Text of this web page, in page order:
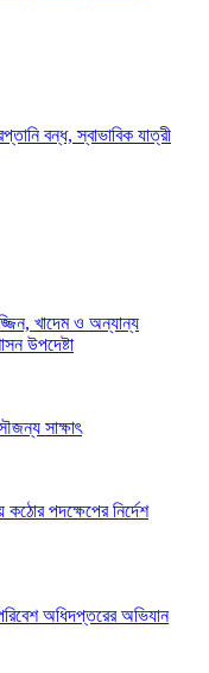
বন্ধ, স্বাভাবিক যাত্রী
খাদেম ও অন্যান্য
উপদেষ্টা
সাক্ষাৎ
কঠোর পদক্ষেপের নির্দেশ
অধিদপ্তরের অভিযান